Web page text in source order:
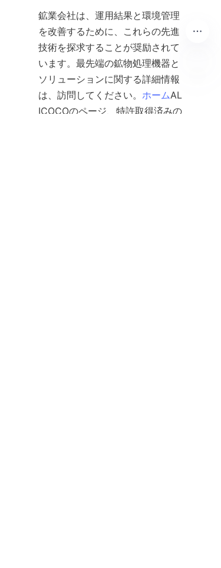
鉱業会社は、運用結果と環境管理
を改善するために、これらの先進
技術を探求することが奨励されて
います。最先端の鉱物処理機器と
ソリューションに関する詳細情報
は、訪問してください。 ホームAL
ICOCOのページ、特許取得済みの